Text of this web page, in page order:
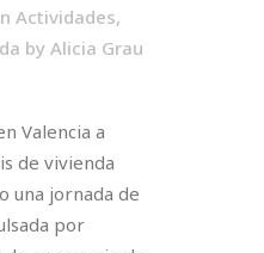
Actividades,
by Alicia Grau
Valencia a
de vivienda
una jornada de
por